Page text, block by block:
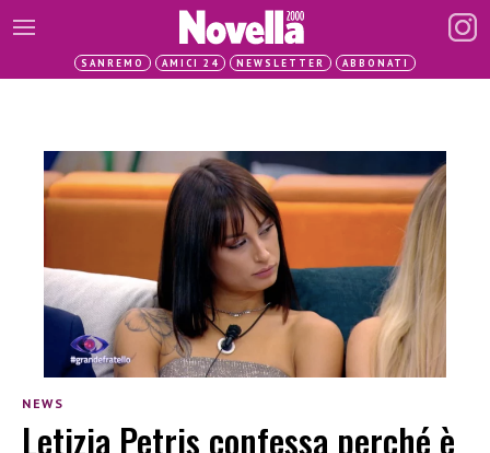
SANREMO AMICI 24 NEWSLETTER ABBONATI
NEWS
Letizia Petris confessa perché è